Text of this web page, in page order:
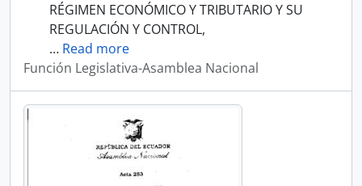
RÉGIMEN ECONÓMICO Y TRIBUTARIO Y SU
REGULACIÓN Y CONTROL,
… Read more
Función Legislativa-Asamblea Nacional